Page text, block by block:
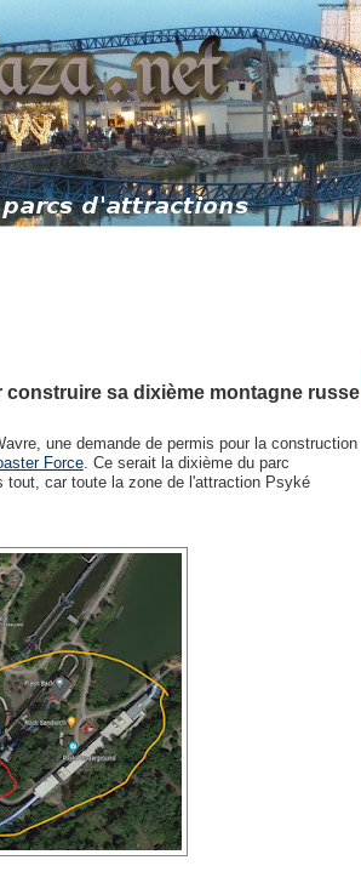
sa dixième montagne russe
une demande de permis pour la construction
Force. Ce serait la dixième du parc
tout, car toute la zone de l'attraction Psyké